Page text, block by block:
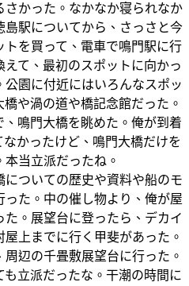
かった。なかなか寝られなか
島駅についてから、さっさと今
を買って、電車で鳴門駅に行
て、最初のスポットに向かっ
園に付近にはいろんなスポッ
や渦の道や橋記念館だった。
、鳴門大橋を眺めた。俺が到着
かったけど、鳴門大橋だけを
当立派だったね。
ついての歴史や資料や船のモ
た。中の催し物より、俺が屋
た。展望台に登ったら、デカイ
上までに行く甲斐があった。
辺の千畳敷展望台に行った。
立派だったな。干潮の時間に